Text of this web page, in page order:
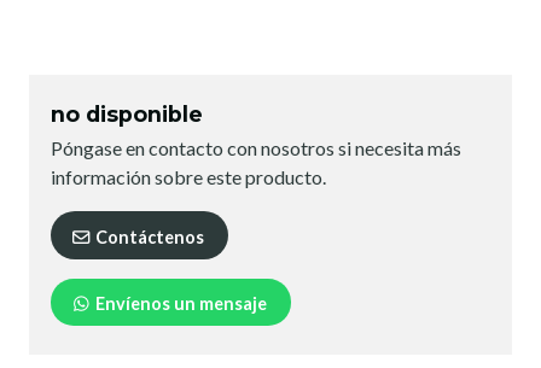
no disponible
Póngase en contacto con nosotros si necesita más
información sobre este producto.
Contáctenos
Envíenos un mensaje